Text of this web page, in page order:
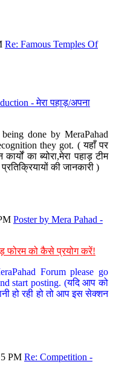
Re: Famous Temples Of
- मेरा पहाड़/अपना
done by MeraPahad
they got. ( यहाँ पर
का ब्योरा,मेरा पहाड़ टीम
की जानकारी )
Poster by Mera Pahad -
फोरम को कैसे प्रयोग करें!
Forum please go
start posting. (यदि आप को
हो रही हो तो आप इस सेक्शन
PM Re: Competition -